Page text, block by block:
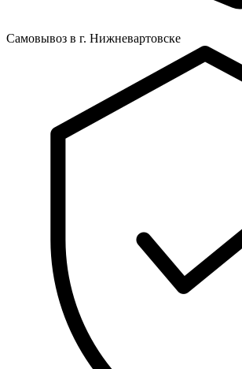
Самовывоз в г. Нижневартовске